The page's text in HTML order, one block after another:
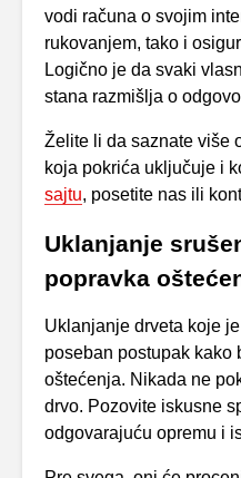
vodi računa o svojim
rukovanjem, tako i
Logično je da svaki
stana razmišlja o
Želite li da saznate više
koja pokrića uključuje i
sajtu, posetite nas ili
Uklanjanje
popravka
Uklanjanje drveta koje
poseban postupak kako
oštećenja. Nikada ne
drvo. Pozovite iskusne
odgovarajuću opremu i